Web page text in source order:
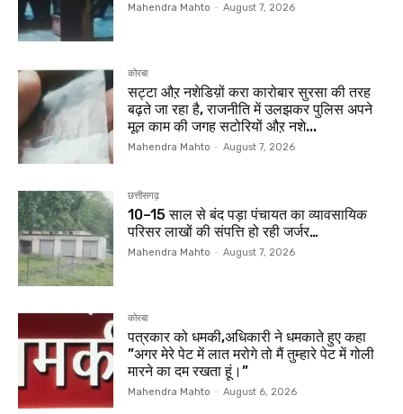
Mahendra Mahto - August 7, 2026
कोरबा
सट्टा औऱ नशेडिय़ों करा कारोबार सुरसा की तरह
बढ़ते जा रहा है, राजनीति में उलझकर पुलिस अपने
मूल काम की जगह सटोरियों औऱ नशे...
Mahendra Mahto - August 7, 2026
छत्तीसगढ़
10–15 साल से बंद पड़ा पंचायत का व्यावसायिक
परिसर लाखों की संपत्ति हो रही जर्जर…
Mahendra Mahto - August 7, 2026
कोरबा
पत्रकार को धमकी,अधिकारी ने धमकाते हुए कहा
”अगर मेरे पेट में लात मरोगे तो मैं तुम्हारे पेट में गोली
मारने का दम रखता हूं।”
Mahendra Mahto - August 6, 2026